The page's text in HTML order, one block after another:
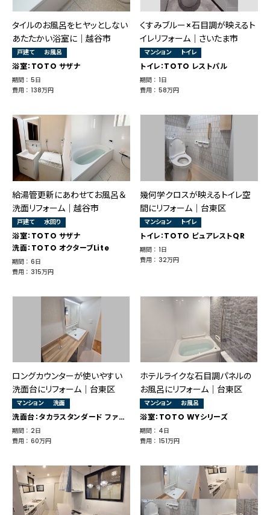
タイルのお風呂をヒヤッとしない
あたたかい浴室に｜越谷市
戸建て お風呂
浴室：TOTO サザナ
期間 ： 5日
費用 ： 138万円
くすみブルー×石目調が映えるト
イレリフォーム｜さいたま市
マンション トイレ
トイレ：TOTO レストパル
期間 ： 1日
費用 ： 58万円
給湯管更新にあわせてお風呂＆
洗面リフォーム｜越谷市
戸建て 水回り
浴室：TOTO サザナ
洗面：TOTO オクターブLite
期間 ： 6日
費用 ： 315万円
幾何学クロスが映えるトイレ空
間にリフォーム｜台東区
マンション トイレ
トイレ：TOTO ピュアレストQR
期間 ： 1日
費用 ： 32万円
ロングカウンターが使いやすい
洗面台にリフォーム｜台東区
マンション 洗面
洗面台：タカラスタンダード ファミーユ
期間 ： 2日
費用 ： 60万円
ホテルライクな石目調パネルの
お風呂にリフォーム｜台東区
マンション お風呂
浴室：TOTO WYシリーズ
期間 ： 4日
費用 ： 151万円